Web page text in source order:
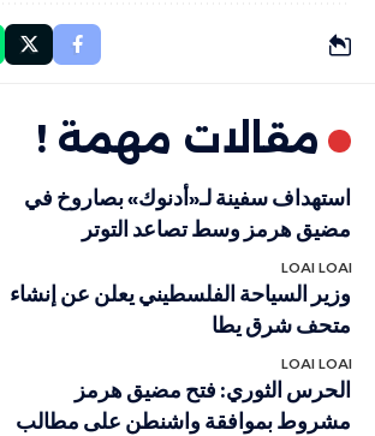
مقالات مهمة !
استهداف سفينة لـ«أدنوك» بصاروخ في
مضيق هرمز وسط تصاعد التوتر
LOAI LOAI
وزير السياحة الفلسطيني يعلن عن إنشاء
متحف شرق يطا
LOAI LOAI
الحرس الثوري: فتح مضيق هرمز
مشروط بموافقة واشنطن على مطالب